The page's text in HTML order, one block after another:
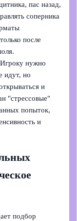
пас назад,
соперника
после
Игроку нужно
идут, но
и
"стрессовые"
попыток,
и
подбор